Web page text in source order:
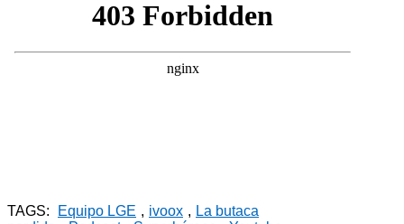
TAGS: Equipo LGE , ivoox , La butaca